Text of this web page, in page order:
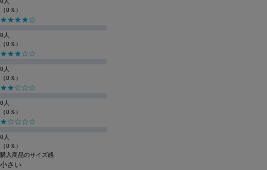
（0％）
★★★★☆
0人
（0％）
★★★☆☆
0人
（0％）
★★☆☆☆
0人
（0％）
★☆☆☆☆
0人
（0％）
購入商品のサイズ感
小さい